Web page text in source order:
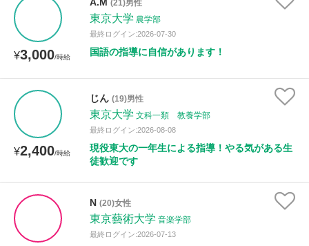
¥3,000/時給
(21)男性
東京大学 農学部
最終ログイン:2026-07-30
国語の指導に自信があります！
¥2,400/時給
じん (19)男性
東京大学 文科一類 教養学部
最終ログイン:2026-08-08
現役東大の一年生による指導！やる気がある生
徒歓迎です
N (20)女性
東京藝術大学 音楽学部
最終ログイン:2026-07-13